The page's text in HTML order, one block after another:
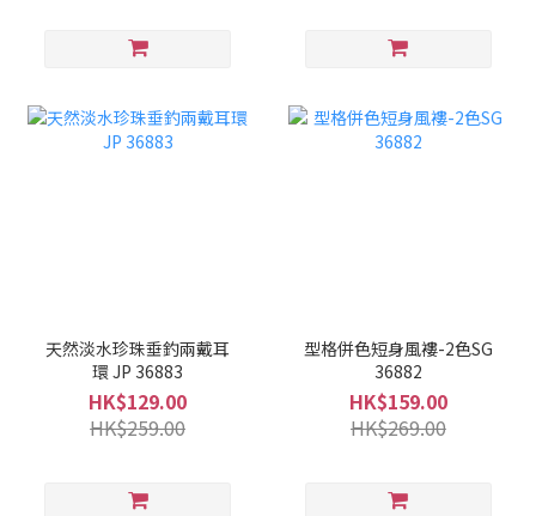
天然淡水珍珠垂釣兩戴耳
環 JP 36883
HK$129.00
HK$259.00
型格併色短身風褸-2色SG
36882
HK$159.00
HK$269.00